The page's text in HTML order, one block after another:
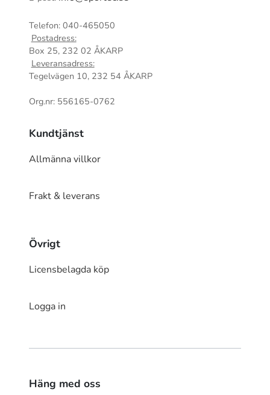
Telefon: 040-465050
Postadress:
Box 25, 232 02 ÅKARP
Leveransadress:
Tegelvägen 10, 232 54 ÅKARP
Org.nr: 556165-0762
Kundtjänst
Allmänna villkor
Frakt & leverans
Övrigt
Licensbelagda köp
Logga in
Häng med oss